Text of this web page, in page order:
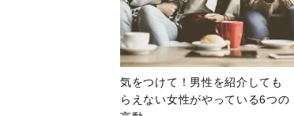
気をつけて！男性を紹介しても
らえない女性がやっている6つの